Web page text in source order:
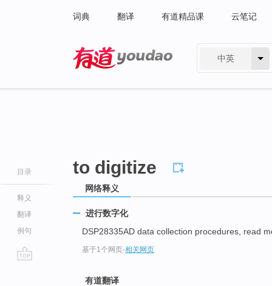
词典 翻译 有道精品课 云笔记
中英
目录
释义
翻译
例句
to digitize
网络释义
进行数字化
DSP28335AD data collection procedures, read
基于1个网页-相关网页
有道翻译